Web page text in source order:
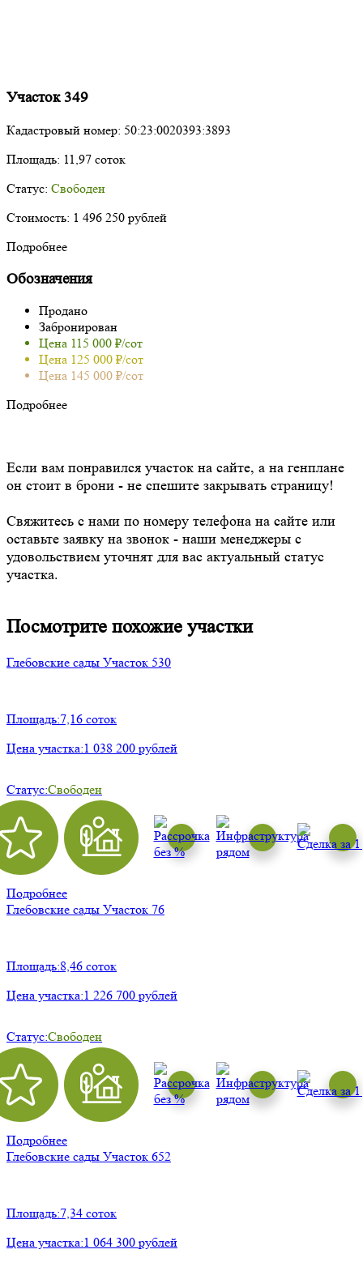
Участок 349
Кадастровый номер: 50:23:0020393:3893
Площадь: 11,97 соток
Статус: Свободен
Стоимость: 1 496 250 рублей
Подробнее
Обозначения
Продано
Забронирован
Цена 115 000 ₽/сот
Цена 125 000 ₽/сот
Цена 145 000 ₽/сот
Подробнее
Если вам понравился участок на сайте, а на генплане
он стоит в брони - не спешите закрывать страницу!
Свяжитесь с нами по номеру телефона на сайте или
оставьте заявку на звонок - наши менеджеры с
удовольствием уточнят для вас актуальный статус
участка.
Посмотрите похожие участки
Глебовские сады Участок 530
Площадь:7,16 соток
Цена участка:1 038 200 рублей
Статус:Свободен
Подробнее
Глебовские сады Участок 76
Площадь:8,46 соток
Цена участка:1 226 700 рублей
Статус:Свободен
Подробнее
Глебовские сады Участок 652
Площадь:7,34 соток
Цена участка:1 064 300 рублей